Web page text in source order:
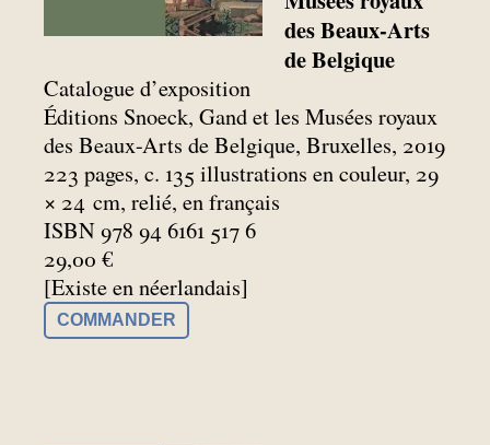
des Beaux-Arts
de Belgique
Catalogue d’exposition
Éditions Snoeck, Gand et les Musées royaux
des Beaux-Arts de Belgique, Bruxelles, 2019
223 pages, c. 135 illustrations en couleur, 29
× 24 cm, relié, en français
ISBN 978 94 6161 517 6
29,00 €
[Existe en néerlandais]
COMMANDER